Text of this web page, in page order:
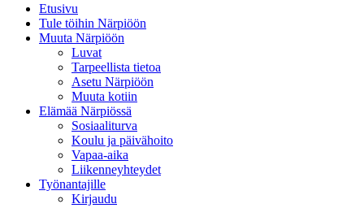
Etusivu
Tule töihin Närpiöön
Muuta Närpiöön
Luvat
Tarpeellista tietoa
Asetu Närpiöön
Muuta kotiin
Elämää Närpiössä
Sosiaaliturva
Koulu ja päivähoito
Vapaa-aika
Liikenneyhteydet
Työnantajille
Kirjaudu